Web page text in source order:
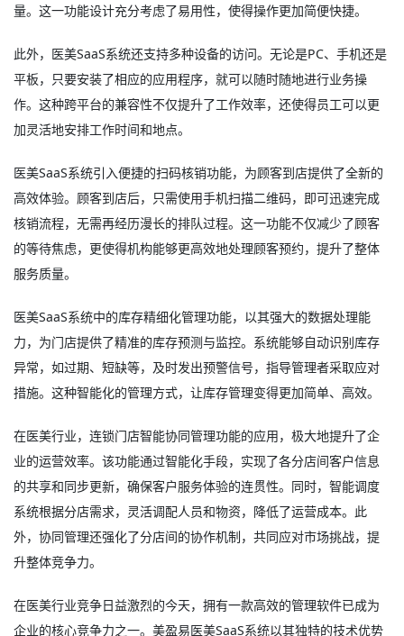
量。这一功能设计充分考虑了易用性，使得操作更加简便快捷。
此外，医美SaaS系统还支持多种设备的访问。无论是PC、手机还是
平板，只要安装了相应的应用程序，就可以随时随地进行业务操
作。这种跨平台的兼容性不仅提升了工作效率，还使得员工可以更
加灵活地安排工作时间和地点。
医美SaaS系统引入便捷的扫码核销功能，为顾客到店提供了全新的
高效体验。顾客到店后，只需使用手机扫描二维码，即可迅速完成
核销流程，无需再经历漫长的排队过程。这一功能不仅减少了顾客
的等待焦虑，更使得机构能够更高效地处理顾客预约，提升了整体
服务质量。
医美SaaS系统中的库存精细化管理功能，以其强大的数据处理能
力，为门店提供了精准的库存预测与监控。系统能够自动识别库存
异常，如过期、短缺等，及时发出预警信号，指导管理者采取应对
措施。这种智能化的管理方式，让库存管理变得更加简单、高效。
在医美行业，连锁门店智能协同管理功能的应用，极大地提升了企
业的运营效率。该功能通过智能化手段，实现了各分店间客户信息
的共享和同步更新，确保客户服务体验的连贯性。同时，智能调度
系统根据分店需求，灵活调配人员和物资，降低了运营成本。此
外，协同管理还强化了分店间的协作机制，共同应对市场挑战，提
升整体竞争力。
在医美行业竞争日益激烈的今天，拥有一款高效的管理软件已成为
企业的核心竞争力之一。美盈易医美SaaS系统以其独特的技术优势